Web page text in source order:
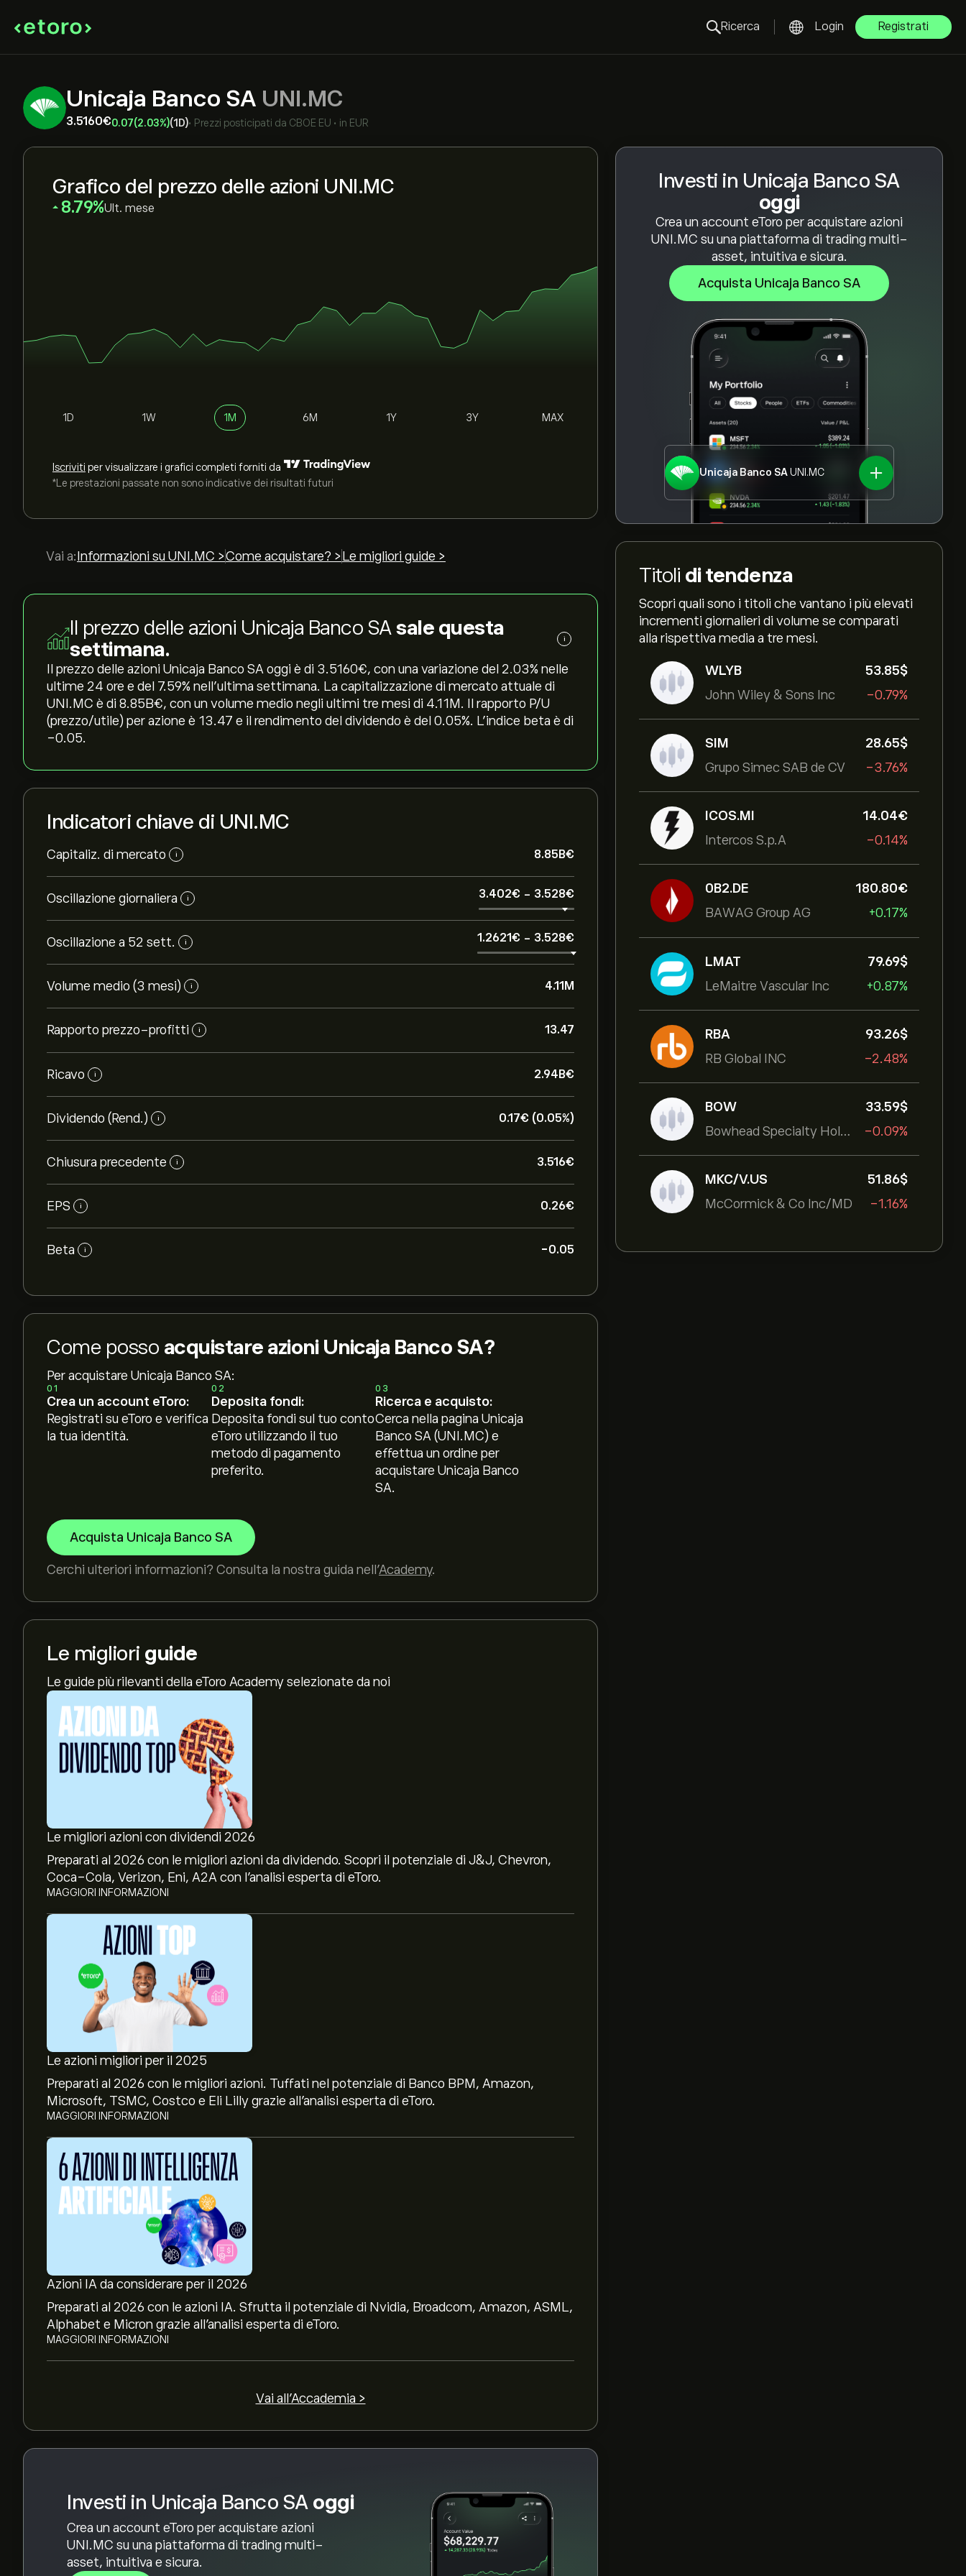
Ricerca Login Registrati
Unicaja Banco SA UNI.MC
3.5160‎€‎0.07(2.03%)(1D)• Prezzi posticipati da CBOE EU • in EUR
Investi in Unicaja Banco SA
oggi
Crea un account eToro per acquistare azioni
UNI.MC su una piattaforma di trading multi-
asset, intuitiva e sicura.
Acquista Unicaja Banco SA
Unicaja Banco SAUNI.MC
Titoli di tendenza
Scopri quali sono i titoli che vantano i più elevati
incrementi giornalieri di volume se comparati
alla rispettiva media a tre mesi.
WLYB
John Wiley & Sons Inc
53.85‎$‎
-0.79%
SIM
Grupo Simec SAB de CV
28.65‎$‎
-3.76%
ICOS.MI
Intercos S.p.A
14.04‎€‎
-0.14%
0B2.DE
BAWAG Group AG
180.80‎€‎
+0.17%
LMAT
LeMaitre Vascular Inc
79.69‎$‎
+0.87%
RBA
RB Global INC
93.26‎$‎
-2.48%
BOW
Bowhead Specialty Holdings Inc
33.59‎$‎
-0.09%
MKC/V.US
McCormick & Co Inc/MD
51.86‎$‎
-1.16%
Grafico del prezzo delle azioni UNI.MC
‎8.79‎ Ult. mese
1D 1W 1M 6M 1Y 3Y MAX
Iscriviti per visualizzare i grafici completi forniti da
*Le prestazioni passate non sono indicative dei risultati futuri
Vai a: Informazioni su UNI.MC >Come acquistare? > Le migliori guide >
Il prezzo delle azioni Unicaja Banco SA sale questa
settimana.
i
Il prezzo delle azioni Unicaja Banco SA oggi è di 3.5160‎€‎, con una variazione del ‎2.03‎% nelle
ultime 24 ore e del ‎7.59‎% nell'ultima settimana. La capitalizzazione di mercato attuale di
UNI.MC è di 8.85B‎€‎, con un volume medio negli ultimi tre mesi di 4.11M. Il rapporto P/U
(prezzo/utile) per azione è 13.47 e il rendimento del dividendo è del 0.05%. L'indice beta è di
-0.05.
Indicatori chiave di UNI.MC
Capitaliz. di mercato i 8.85B‎€‎
Oscillazione giornaliera i 3.402‎€‎ - 3.528‎€‎
Oscillazione a 52 sett. i 1.2621‎€‎ - 3.528‎€‎
Volume medio (3 mesi) i 4.11M
Rapporto prezzo-profitti i 13.47
Ricavo i 2.94B‎€‎
Dividendo (Rend.) i 0.17‎€‎ (0.05%)
Chiusura precedente i 3.516‎€‎
EPS i 0.26‎€‎
Beta i -0.05
Come posso acquistare azioni Unicaja Banco SA?
Per acquistare Unicaja Banco SA:
01
Crea un account eToro:
Registrati su eToro e verifica
la tua identità.
02
Deposita fondi:
Deposita fondi sul tuo conto
eToro utilizzando il tuo
metodo di pagamento
preferito.
03
Ricerca e acquisto:
Cerca nella pagina Unicaja
Banco SA (UNI.MC) e
effettua un ordine per
acquistare Unicaja Banco
SA.
Acquista Unicaja Banco SA
Cerchi ulteriori informazioni? Consulta la nostra guida nell’Academy.
Le migliori guide
Le guide più rilevanti della eToro Academy selezionate da noi
Le migliori azioni con dividendi 2026
Preparati al 2026 con le migliori azioni da dividendo. Scopri il potenziale di J&J, Chevron,
Coca-Cola, Verizon, Eni, A2A con l’analisi esperta di eToro.
MAGGIORI INFORMAZIONI
Le azioni migliori per il 2025
Preparati al 2026 con le migliori azioni. Tuffati nel potenziale di Banco BPM, Amazon,
Microsoft, TSMC, Costco e Eli Lilly grazie all’analisi esperta di eToro.
MAGGIORI INFORMAZIONI
Azioni IA da considerare per il 2026
Preparati al 2026 con le azioni IA. Sfrutta il potenziale di Nvidia, Broadcom, Amazon, ASML,
Alphabet e Micron grazie all’analisi esperta di eToro.
MAGGIORI INFORMAZIONI
Vai all'Accademia >
Investi in Unicaja Banco SA oggi
Crea un account eToro per acquistare azioni
UNI.MC su una piattaforma di trading multi-
asset, intuitiva e sicura.
Il prezzo attuale delle azioni UNI.MC è di 3.5160‎€‎.
Il target di prezzo medio per le azioni Unicaja Banco SA è di 3.5160‎€‎.
previsioni dettagliate degli analisti e obiettivi di prezzo.
Gli analisti offrono previsioni per le azioni Unicaja Banco SA basate su tendenze di mercato,
rapporti finanziari e crescita prevista. Consulta le previsioni recenti per i futuri movimenti
dei prezzi.